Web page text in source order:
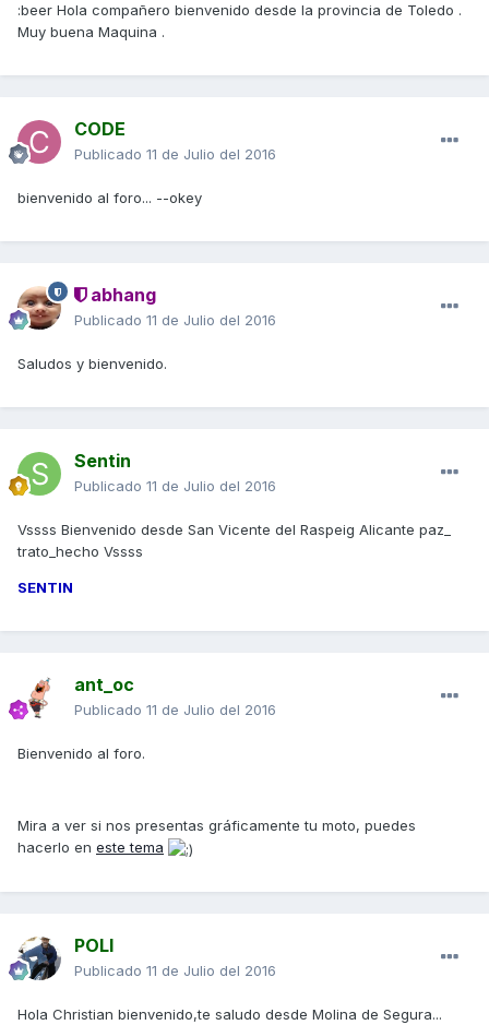
:beer Hola compañero bienvenido desde la provincia de Toledo .
Muy buena Maquina .
CODE
Publicado 11 de Julio del 2016
bienvenido al foro... --okey
abhang
Publicado 11 de Julio del 2016
Saludos y bienvenido.
Sentin
Publicado 11 de Julio del 2016
Vssss Bienvenido desde San Vicente del Raspeig Alicante paz_
trato_hecho Vssss
SENTIN
ant_oc
Publicado 11 de Julio del 2016
Bienvenido al foro.
Mira a ver si nos presentas gráficamente tu moto, puedes
hacerlo en este tema
POLI
Publicado 11 de Julio del 2016
Hola Christian bienvenido,te saludo desde Molina de Segura...